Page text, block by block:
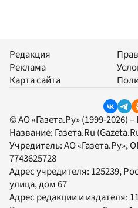
Редакция
Реклама
Карта сайта
© АО «Газета.Ру» (1999-2026)
Название: Газета.Ru
Учредитель:АО «Газета.Ру»,
7743625728
Адрес учредителя: 125239,
улица, дом 67
Адрес редакции и издателя: